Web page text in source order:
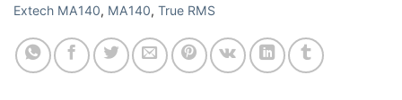
Extech MA140, MA140, True RMS